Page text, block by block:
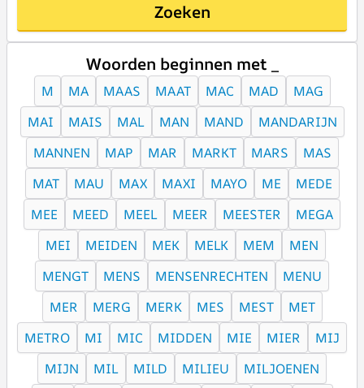
Zoeken
Woorden beginnen met _
M MA MAAS MAAT MAC MAD
MAG
MAI
MAIS MAL MAN MAND
MANDARIJN
MANNEN
MAP MAR MARKT MARS
MAS
MAT
MAU MAX MAXI MAYO ME
MEDE
MEE
MEED MEEL MEER MEESTER
MEGA
MEI
MEIDEN MEK MELK MEM
MEN
MENGT
MENS MENSENRECHTEN
MENU
MER
MERG MERK MES MEST
MET
METRO
MI MIC MIDDEN MIE MIER
MIJ
MIJN
MIL MILD MILIEU MILJOENEN